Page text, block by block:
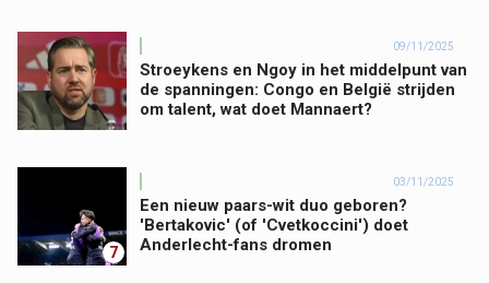
09/11/2025
Stroeykens en Ngoy in het middelpunt van
de spanningen: Congo en België strijden
om talent, wat doet Mannaert?
7
03/11/2025
Een nieuw paars-wit duo geboren?
'Bertakovic' (of 'Cvetkoccini') doet
Anderlecht-fans dromen